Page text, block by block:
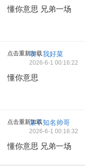
懂你意思 兄弟一场
点击重新加载唉，我好菜
2026-6-1 00:16:22
懂你意思
点击重新加载某不知名帅哥
2026-6-1 00:16:32
懂你意思 兄弟一场